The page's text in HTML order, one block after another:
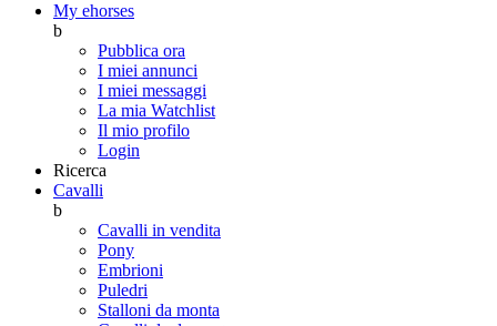
My ehorses
b
Pubblica ora
I miei annunci
I miei messaggi
La mia Watchlist
Il mio profilo
Login
Ricerca
Cavalli
b
Cavalli in vendita
Pony
Embrioni
Puledri
Stalloni da monta